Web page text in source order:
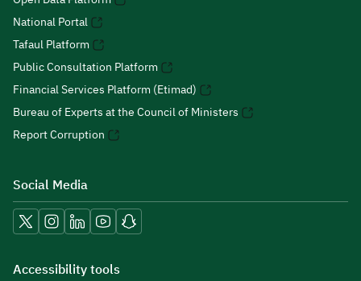
National Portal
Tafaul Platform
Public Consultation Platform
Financial Services Platform (Etimad)
Bureau of Experts at the Council of Ministers
Report Corruption
Social Media
Accessibility tools